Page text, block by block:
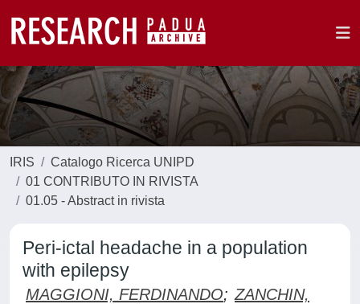
IRIS
Catalogo Ricerca UNIPD
01 CONTRIBUTO IN RIVISTA
01.05 - Abstract in rivista
Peri-ictal headache in a population
with epilepsy
MAGGIONI, FERDINANDO; ZANCHIN,